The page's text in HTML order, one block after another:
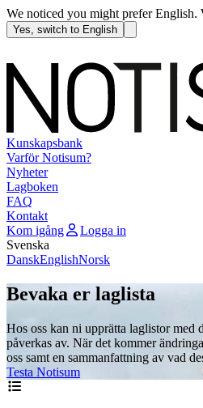
We noticed you might prefer
Yes, switch to English
Kunskapsbank
Varför Notisum?
Nyheter
Lagboken
FAQ
Kontakt
Kom igång
Logga in
Svenska
DanskEnglishNorsk
Bevaka er laglista
Hos oss kan ni upprätta laglistor med
påverkas av. När det kommer
oss samt en sammanfattning av vad
Testa Notisum